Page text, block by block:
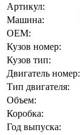
Артикул:
Машина:
OEM:
Кузов номер:
Кузов тип:
Двигатель номер:
Тип двигателя:
Объем:
Коробка:
Год выпуска: